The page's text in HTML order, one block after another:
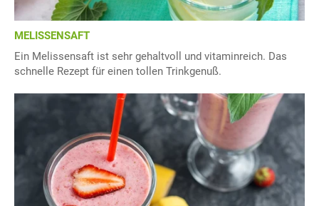
MELISSENSAFT
Ein Melissensaft ist sehr gehaltvoll und vitaminreich. Das
schnelle Rezept für einen tollen Trinkgenuß.